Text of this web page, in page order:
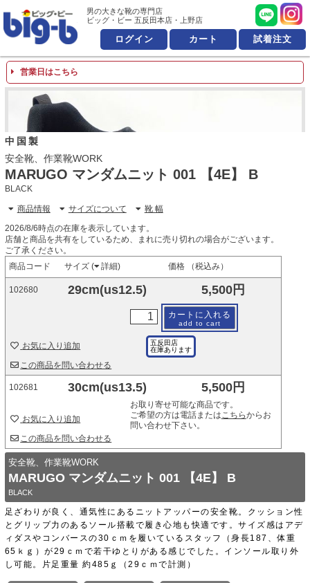
男の大きな靴の専門店 ビッ
男の大きな靴の専門店
ビッグ・ビー 五反田本店・上野店
ログイン カート 試着注文
営業日はこちら
中国製
安全靴、作業靴WORK
MARUGO マンダムニット 001 【4E】 B
BLACK
商品情報 サイズについて 靴 幅
足ざわりが良く、通気性にあるニットアッパーの安全靴。クッション性
とグリップ力のあるソール搭載で履き心地も快適です。サイズ感はアデ
ィダスやコンバースの30ｃｍを履いているスタッフ（身長187、体重
65ｋｇ）が29ｃｍで若干ゆとりがある感じでした。インソール取り外
し可能。片足重量 約485ｇ（29ｃｍで計測）
安全靴、作業靴WORK
MARUGO マンダムニット 001 【4E】 B
BLACK
2026/8/6時点の在庫を表示しています。
店舗と商品を共有をしているため、まれに売り切れの場合がございます。
ご了承ください。
商品コード
サイズ ( 詳細) 価格 （税込み）
102680 29cm(us12.5) 5,500円
カートに入れる
add to cart
五反田店
在庫あります
お気に入り追加
この商品を問い合わせる
102681 30cm(us13.5) 5,500円
お取り寄せ可能な商品です。
ご希望の方は電話またはこちらからお
問い合わせ下さい。
お気に入り追加
この商品を問い合わせる